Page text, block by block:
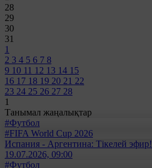
28
29
30
31
1
2 3 4 5 6 7 8
9 10 11 12 13 14 15
16 17 18 19 20 21 22
23 24 25 26 27 28
1
Танымал жаңалықтар
#Футбол
#FIFA World Cup 2026
Испания - Аргентина: Тікелей эфир!
19.07.2026, 09:00
#Футбол